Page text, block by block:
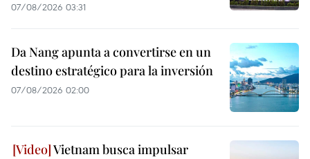
07/08/2026 03:31
Da Nang apunta a convertirse en un
destino estratégico para la inversión
07/08/2026 02:00
Vietnam busca impulsar